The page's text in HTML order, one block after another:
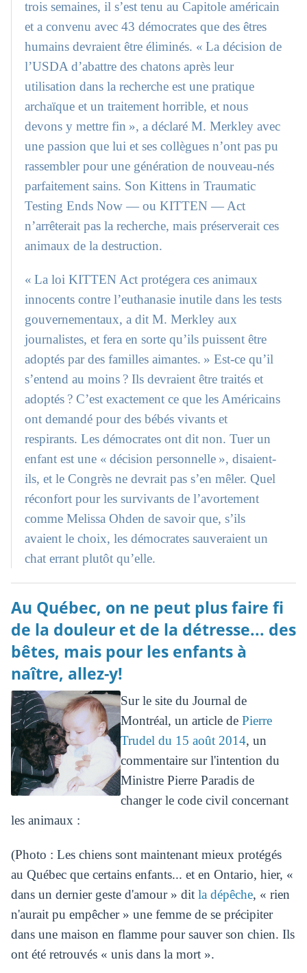
trois semaines, il s’est tenu au Capitole américain
et a convenu avec 43 démocrates que des êtres
humains devraient être éliminés. « La décision de
l’USDA d’abattre des chatons après leur
utilisation dans la recherche est une pratique
archaïque et un traitement horrible, et nous
devons y mettre fin », a déclaré M. Merkley avec
une passion que lui et ses collègues n’ont pas pu
rassembler pour une génération de nouveau-nés
parfaitement sains. Son Kittens in Traumatic
Testing Ends Now — ou KITTEN — Act
n’arrêterait pas la recherche, mais préserverait ces
animaux de la destruction.
« La loi KITTEN Act protégera ces animaux
innocents contre l’euthanasie inutile dans les tests
gouvernementaux, a dit M. Merkley aux
journalistes, et fera en sorte qu’ils puissent être
adoptés par des familles aimantes. » Est-ce qu’il
s’entend au moins ? Ils devraient être traités et
adoptés ? C’est exactement ce que les Américains
ont demandé pour des bébés vivants et
respirants. Les démocrates ont dit non. Tuer un
enfant est une « décision personnelle », disaient-
ils, et le Congrès ne devrait pas s’en mêler. Quel
réconfort pour les survivants de l’avortement
comme Melissa Ohden de savoir que, s’ils
avaient le choix, les démocrates sauveraient un
chat errant plutôt qu’elle.
Au Québec, on ne peut plus faire fi
de la douleur et de la détresse... des
bêtes, mais pour les enfants à
naître, allez-y!
Sur le site du Journal de
Montréal, un article de Pierre
Trudel du 15 août 2014, un
commentaire sur l'intention du
Ministre Pierre Paradis de
changer le code civil concernant
les animaux :
(Photo : Les chiens sont maintenant mieux protégés
au Québec que certains enfants... et en Ontario, hier, «
dans un dernier geste d'amour » dit la dépêche, « rien
n'aurait pu empêcher » une femme de se précipiter
dans une maison en flamme pour sauver son chien. Ils
ont été retrouvés « unis dans la mort ».